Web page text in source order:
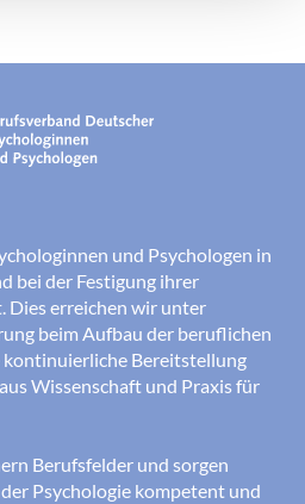
und Psychologen in
bei der Festigung ihrer
Dies erreichen wir unter
beim Aufbau der beruflichen
kontinuierliche Bereitstellung
Wissenschaft und Praxis für
Berufsfelder und sorgen
Psychologie kompetent und